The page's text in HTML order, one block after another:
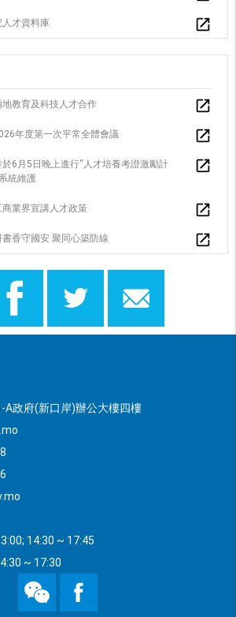
才資料庫
教育及科技人才合作
年度第一次平常全體會議
6月5日晚上進行“人才培養考證激勵計
統維護
業界宣講人才政策
書香守國安 聚同心築防線
A政府(新口岸)辦公大樓四樓
14:30 ~ 17:45
~ 17:30